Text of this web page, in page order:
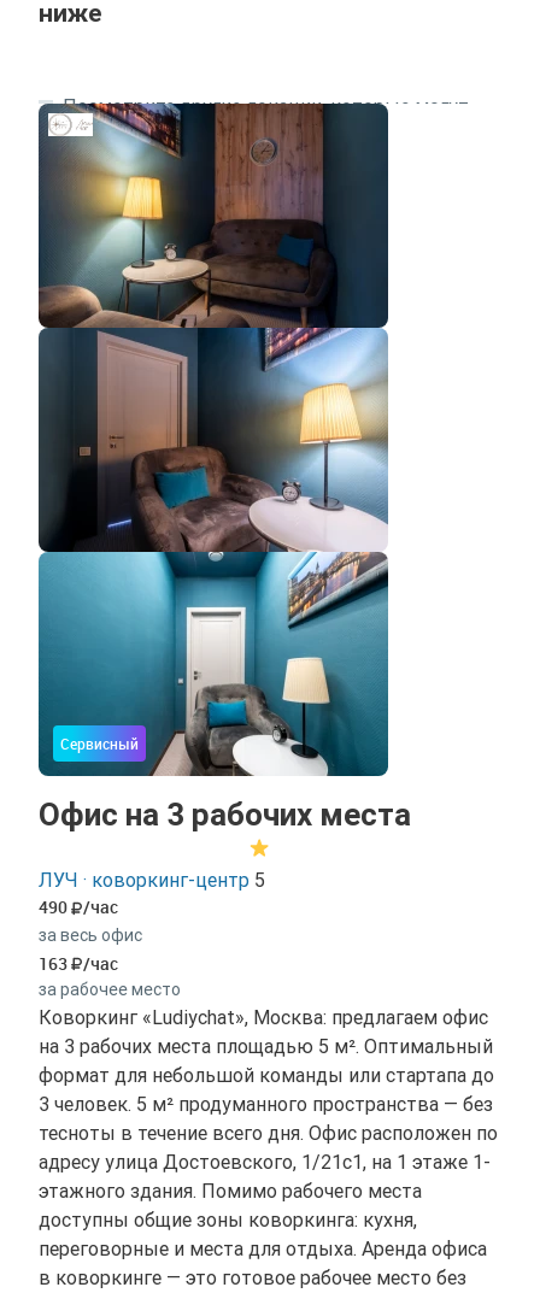
ниже
Посмотрите другие локации, которые могут
подходить под ваш запрос
Сервисный
Офис на 3 рабочих места
ЛУЧ · коворкинг-центр 5
490 /час
за весь офис
163 /час
за рабочее место
Коворкинг «Ludiychat», Москва: предлагаем офис
на 3 рабочих места площадью 5 м². Оптимальный
формат для небольшой команды или стартапа до
3 человек. 5 м² продуманного пространства — без
тесноты в течение всего дня. Офис расположен по
адресу улица Достоевского, 1/21с1, на 1 этаже 1-
этажного здания. Помимо рабочего места
доступны общие зоны коворкинга: кухня,
переговорные и места для отдыха. Аренда офиса
в коворкинге — это готовое рабочее место без